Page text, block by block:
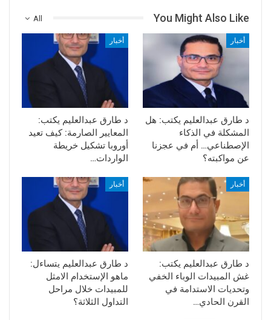
All You Might Also Like
أخبار
د طارق عبدالعليم يكتب: هل
المشكلة في الذكاء
الإصطناعي… أم في عجزنا
عن مواكبته؟
أخبار
د طارق عبدالعليم يكتب:
المعايير الصارمة: كيف تعيد
أوروبا تشكيل خريطة
الواردات…
أخبار
د طارق عبدالعليم يكتب:
غش المبيدات الوباء الخفي
وتحديات الاستدامة في
القرن الحادي…
أخبار
د طارق عبدالعليم يتساءل:
ماهو الإستخدام الامثل
للمبيدات خلال مراحل
التداول الثلاثة؟